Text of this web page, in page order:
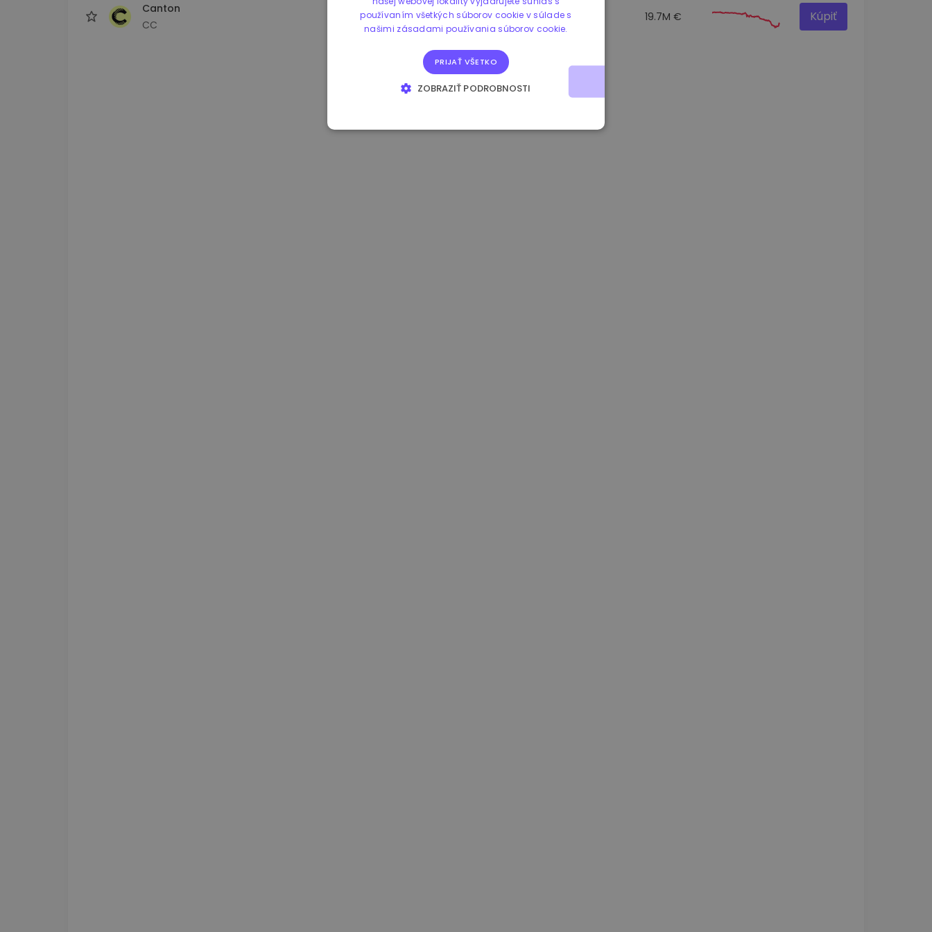
Canton
CC
0.080659000 € -4.80% 3.2B € 19.7M € Kúpiť
používaním všetkých súborov cookie v súlade s
našimi zásadami používania súborov cookie.
PRIJAŤ VŠETKO
ZOBRAZIŤ PODROBNOSTI